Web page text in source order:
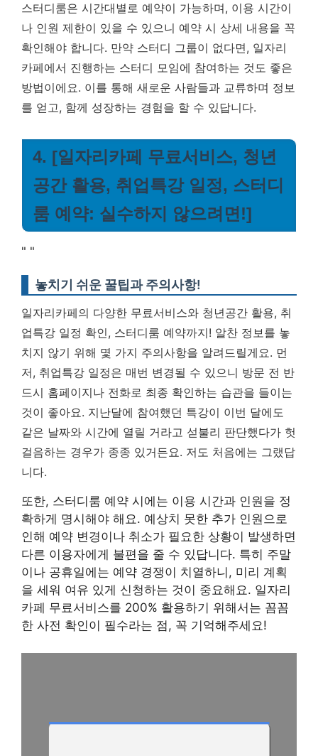
스터디룸은 시간대별로 예약이 가능하며, 이용 시간이
나 인원 제한이 있을 수 있으니 예약 시 상세 내용을 꼭
확인해야 합니다. 만약 스터디 그룹이 없다면, 일자리
카페에서 진행하는 스터디 모임에 참여하는 것도 좋은
방법이에요. 이를 통해 새로운 사람들과 교류하며 정보
를 얻고, 함께 성장하는 경험을 할 수 있답니다.
4. [일자리카페 무료서비스, 청년
공간 활용, 취업특강 일정, 스터디
룸 예약: 실수하지 않으려면!]
" "
놓치기 쉬운 꿀팁과 주의사항!
일자리카페의 다양한 무료서비스와 청년공간 활용, 취
업특강 일정 확인, 스터디룸 예약까지! 알찬 정보를 놓
치지 않기 위해 몇 가지 주의사항을 알려드릴게요. 먼
저, 취업특강 일정은 매번 변경될 수 있으니 방문 전 반
드시 홈페이지나 전화로 최종 확인하는 습관을 들이는
것이 좋아요. 지난달에 참여했던 특강이 이번 달에도
같은 날짜와 시간에 열릴 거라고 섣불리 판단했다가 헛
걸음하는 경우가 종종 있거든요. 저도 처음에는 그랬답
니다.
또한, 스터디룸 예약 시에는 이용 시간과 인원을 정
확하게 명시해야 해요. 예상치 못한 추가 인원으로
인해 예약 변경이나 취소가 필요한 상황이 발생하면
다른 이용자에게 불편을 줄 수 있답니다. 특히 주말
이나 공휴일에는 예약 경쟁이 치열하니, 미리 계획
을 세워 여유 있게 신청하는 것이 중요해요. 일자리
카페 무료서비스를 200% 활용하기 위해서는 꼼꼼
한 사전 확인이 필수라는 점, 꼭 기억해주세요!